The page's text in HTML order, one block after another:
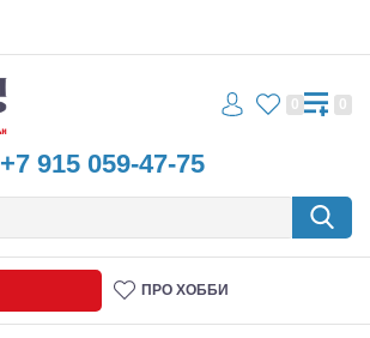
+7 915 059-47-75
0 0
ПРО ХОББИ